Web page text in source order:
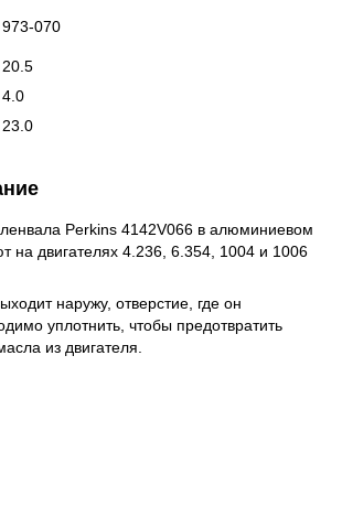
973-070
20.5
4.0
23.0
Perkins 4142V066 в алюминиевом
на двигателях 4.236, 6.354, 1004 и 1006
наружу, отверстие, где он
уплотнить, чтобы предотвратить
из двигателя.